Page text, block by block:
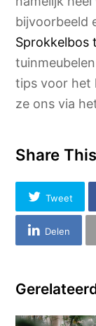
bijvoorbeeld
Sprokkelbos
tips voor het
ze ons via
Share This
Tweet
Delen